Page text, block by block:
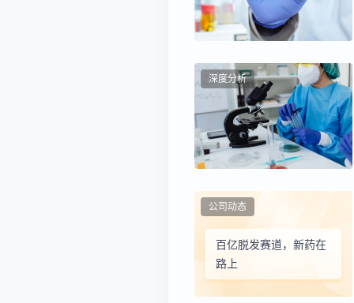
深度分析
百亿脱发赛道，新药在
路上
公司动态